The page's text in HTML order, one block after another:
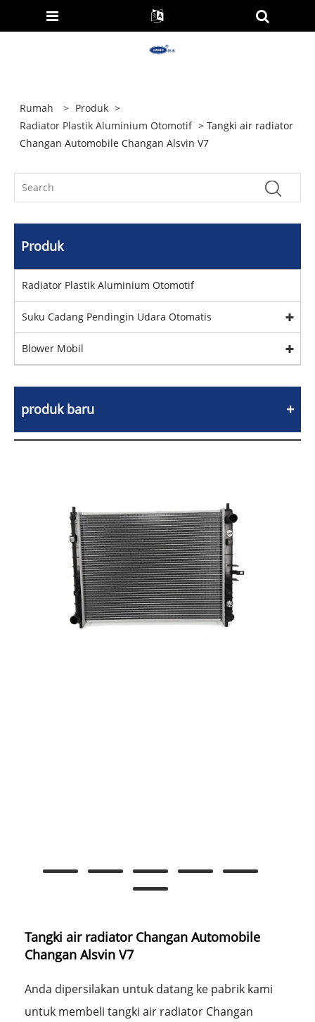
Rumah > Produk >
Radiator Plastik Aluminium Otomotif > Tangki air radiator
Changan Automobile Changan Alsvin V7
Produk
Radiator Plastik Aluminium Otomotif
Suku Cadang Pendingin Udara Otomatis
Blower Mobil
produk baru
Tangki air radiator Changan Automobile
Changan Alsvin V7
Anda dipersilakan untuk datang ke pabrik kami
untuk membeli tangki air radiator Changan